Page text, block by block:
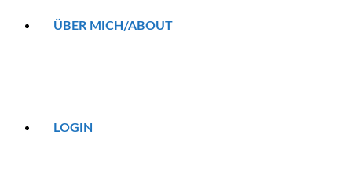
ÜBER MICH/ABOUT
LOGIN